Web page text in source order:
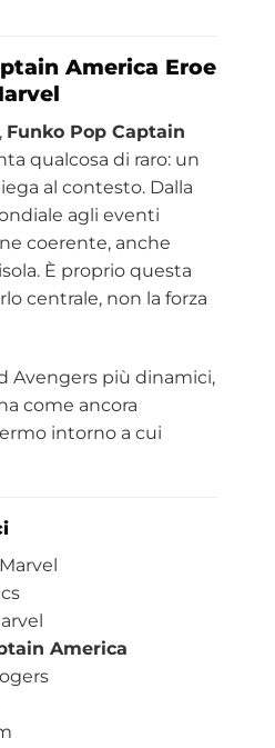
America Eroe
Funko Pop Captain
qualcosa di raro: un
al contesto. Dalla
agli eventi
coerente, anche
È proprio questa
centrale, non la forza
Avengers più dinamici,
come ancora
intorno a cui
America